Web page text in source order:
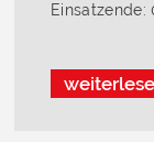
Einsatzende: